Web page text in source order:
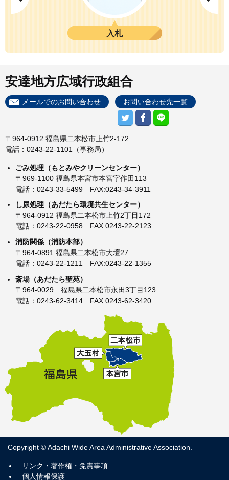
[PDFファイル／3.2MB]
入札
安達地方広域行政組合
メールでのお問い合わせ お問い合わせ先一覧
〒964-0912 福島県二本松市上竹2-172
電話：0243-22-1101（事務局）
ごみ処理（もとみやクリーンセンター）
〒969-1100 福島県本宮市本宮字作田113
電話：0243-33-5499 FAX:0243-34-3911
し尿処理（あだたら環境共生センター）
〒964-0912 福島県二本松市上竹2丁目172
電話：0243-22-0958 FAX:0243-22-2123
消防関係（消防本部）
〒964-0891 福島県二本松市大壇27
電話：0243-22-1211 FAX:0243-22-1355
斎場（あだたら聖苑）
〒964-0029 福島県二本松市永田3丁目123
電話：0243-62-3414 FAX:0243-62-3420
Copyright © Adachi Wide Area Administrative Association.
リンク・著作権・免責事項
個人情報保護